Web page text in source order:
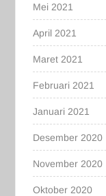
Mei 2021
April 2021
Maret 2021
Februari 2021
Januari 2021
Desember 2020
November 2020
Oktober 2020